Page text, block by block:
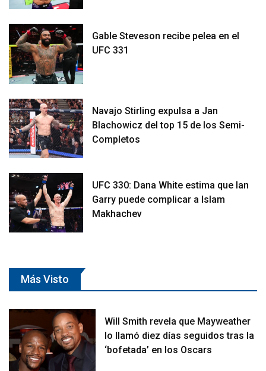
Gable Steveson recibe pelea en el
UFC 331
Navajo Stirling expulsa a Jan
Blachowicz del top 15 de los Semi-
Completos
UFC 330: Dana White estima que Ian
Garry puede complicar a Islam
Makhachev
Más Visto
Will Smith revela que Mayweather
lo llamó diez días seguidos tras la
‘bofetada’ en los Oscars